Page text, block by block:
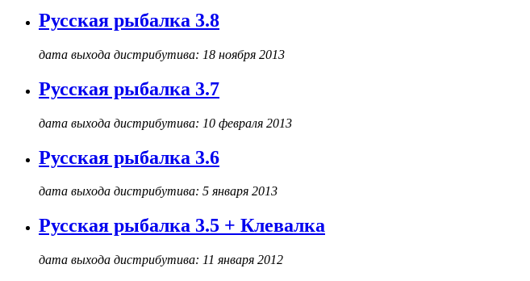
Русская рыбалка 3.8
дата выхода дистрибутива: 18 ноября 2013
Русская рыбалка 3.7
дата выхода дистрибутива: 10 февраля 2013
Русская рыбалка 3.6
дата выхода дистрибутива: 5 января 2013
Русская рыбалка 3.5 + Клевалка
дата выхода дистрибутива: 11 января 2012